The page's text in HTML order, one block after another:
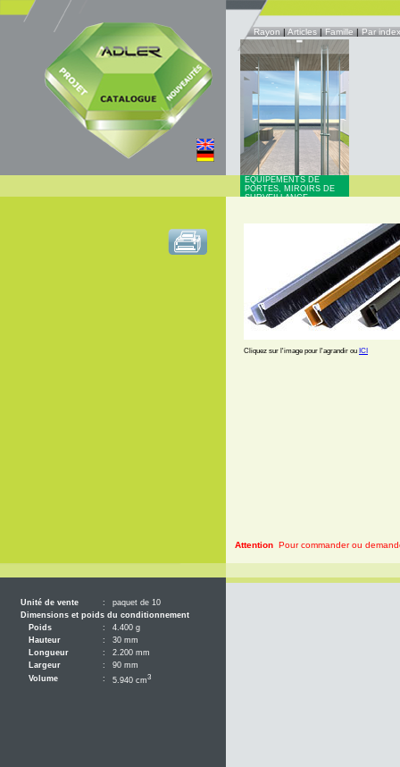
Rayon|Articles|Famille|Par index
Unité de vente :
paquet de 10
Dimensions et poids du conditionnement
Poids
:
4.400 g
Hauteur
:
30 mm
Longueur
:
2.200 mm
Largeur
:
90 mm
Volume
: 5.940 cm3
EQUIPEMENTS DE
PORTES, MIROIRS DE
SURVEILLANCE
Cliquez sur l'image pour l'agrandir ou ICI
Attention Pour commander ou